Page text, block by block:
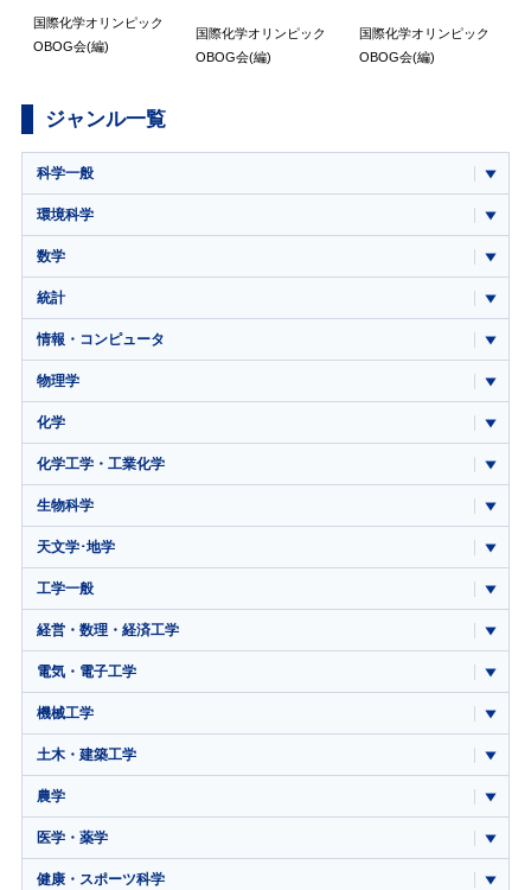
国際化学オリンピック
OBOG会(編)
国際化学オリンピック
OBOG会(編)
国際化学オリンピック
OBOG会(編)
ジャンル一覧
科学一般
環境科学
数学
統計
情報・コンピュータ
物理学
化学
化学工学・工業化学
生物科学
天文学･地学
工学一般
経営・数理・経済工学
電気・電子工学
機械工学
土木・建築工学
農学
医学・薬学
健康・スポーツ科学